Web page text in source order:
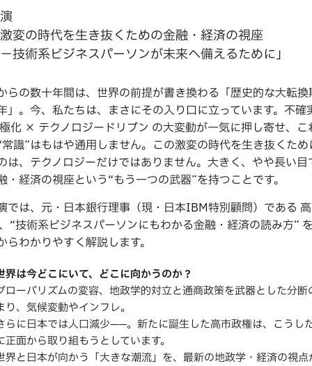
変の時代を生き抜くための金融・経済の視座
術系ビジネスパーソンが未来へ備えるために」
らの数十年間は、世界の前提が書き換わる「歴史的な大転換
」。今、私たちは、まさにその入り口に立っています。不確
化 × テクノロジードリブン の大変動が一気に押し寄せ、こ
識”はもはや通用しません。この激変の時代を生き抜くため
は、テクノロジーだけではありません。大きく、やや長い目
・経済の視座という“もう一つの武器”を持つことです。
では、元・日本銀行理事（現・日本IBM特別顧問）である
“技術系ビジネスパーソンにもわかる金融・経済の読み方”
らわかりやすく解説します。
界は今どこにいて、どこに向かうのか？
ローバリズムの変容、地政学的対立と通商政策を武器とした分断
り、気候変動やインフレ。
らに日本では人口減少——。新たに誕生した高市政権は、こうし
正面から取り組もうとしています。
界と日本が向かう「大きな潮流」を、最新の地政学・経済の視点